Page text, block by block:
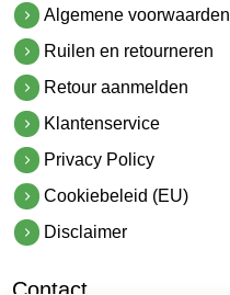
Algemene voorwaarden
Ruilen en retourneren
Retour aanmelden
Klantenservice
Privacy Policy
Cookiebeleid (EU)
Disclaimer
Contact